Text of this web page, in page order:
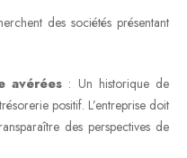
des sociétés présentant
avérées : Un historique de
positif. L’entreprise doit
des perspectives de